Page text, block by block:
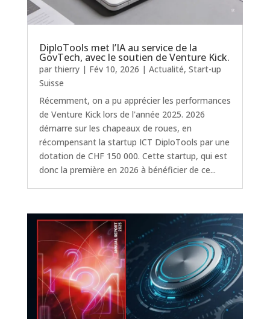
DiploTools met l’IA au service de la
GovTech, avec le soutien de Venture Kick.
par thierry| Fév 10, 2026 | Actualité, Start-up
Suisse
Récemment, on a pu apprécier les performances
de Venture Kick lors de l'année 2025. 2026
démarre sur les chapeaux de roues, en
récompensant la startup ICT DiploTools par une
dotation de CHF 150 000. Cette startup, qui est
donc la première en 2026 à bénéficier de ce...